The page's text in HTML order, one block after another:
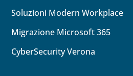
Soluzioni Modern Workplace
Migrazione Microsoft 365
CyberSecurity Verona